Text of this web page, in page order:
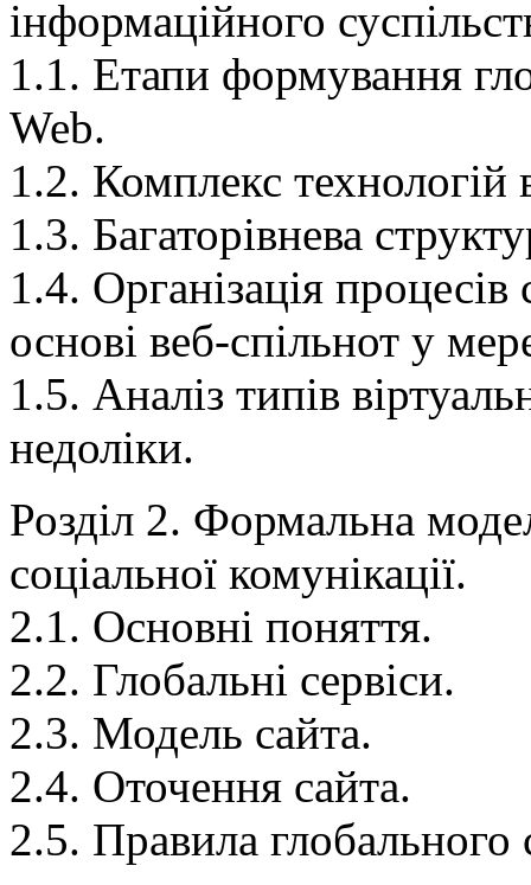
інформаційного
1.1. Етапи формування
Web.
1.2. Комплекс технологій
1.3. Багаторівнева
1.4. Організація
основі веб-спільнот у
1.5. Аналіз типів
недоліки.
Розділ 2. Формальна
соціальної комунікації.
2.1. Основні поняття.
2.2. Глобальні сервіси.
2.3. Модель сайта.
2.4. Оточення сайта.
2.5. Правила глобального